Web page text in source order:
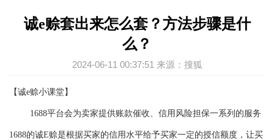
诚e赊套出来怎么套？方法步骤是什
么？
2024-06-11 00:37:51 来源：搜狐
【诚e赊小课堂】
1688平台会为卖家提供账款催收、信用风险担保一系列的服务
1688的诚E赊是根据买家的信用水平给予买家一定的授信额度，让买